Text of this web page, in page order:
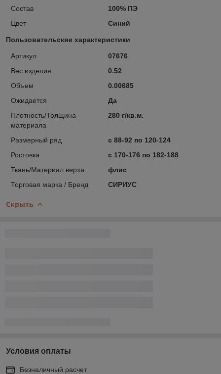
Состав
100% ПЭ
Цвет
Синий
Пользовательские характеристики
Артикул
07676
Вес изделия
0.52
Объем
0.00685
Ожидается
Да
Плотность/Толщина
материала
280 г/кв.м.
Размерный ряд
с 88-92 по 120-124
Ростовка
с 170-176 по 182-188
Ткань/Материал верха
флис
Торговая марка / Бренд
СИРИУС
Скрыть
Условия оплаты
Безналичный расчет